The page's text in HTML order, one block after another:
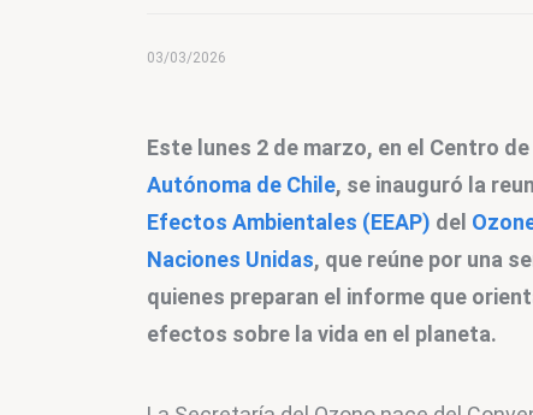
03/03/2026
Este lunes 2 de marzo, en el Centro
Autónoma de Chile, se inauguró la
Efectos Ambientales (EEAP) del
Naciones Unidas, que reúne por una
quienes preparan el informe que
efectos sobre la vida en el planeta.